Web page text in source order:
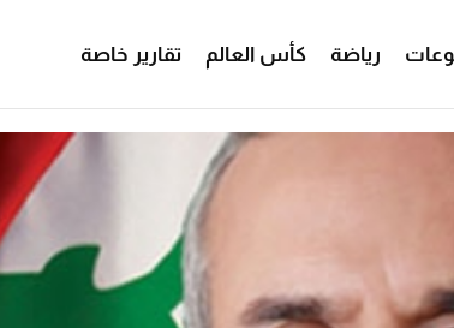
رياضة كأس العالم تقارير خاصة